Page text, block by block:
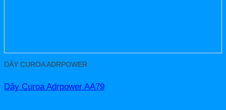
DÂY CUROA ADRPOWER
Dây Curoa Adrpower AA79